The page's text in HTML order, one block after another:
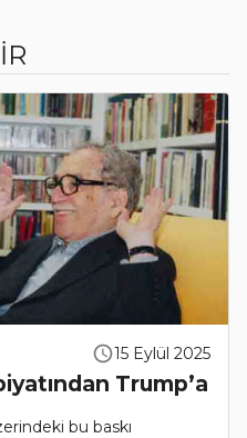
15 Eylül 2025
Trump’a
bu baskı